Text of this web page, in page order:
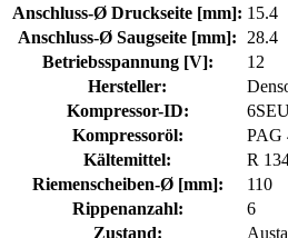
Anschluss-Ø Druckseite [mm]: 15.4
Anschluss-Ø Saugseite [mm]:
28.4
Betriebsspannung [V]:
12
Hersteller:
Kompressor-ID:
Kompressoröl:
PAG
Kältemittel:
R
Riemenscheiben-Ø [mm]:
110
Rippenanzahl:
6
Zustand: